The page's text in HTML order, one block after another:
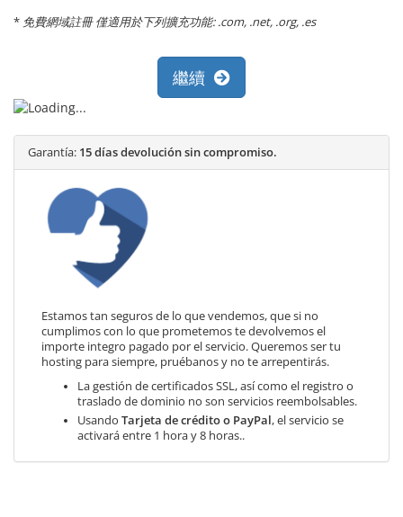
* 免費網域註冊 僅適用於下列擴充功能: .com, .net, .org, .es
繼續
Garantía: 15 días devolución sin compromiso.
Estamos tan seguros de lo que vendemos, que si no
cumplimos con lo que prometemos te devolvemos el
importe integro pagado por el servicio. Queremos ser tu
hosting para siempre, pruébanos y no te arrepentirás.
La gestión de certificados SSL, así como el registro o
traslado de dominio no son servicios reembolsables.
Usando Tarjeta de crédito o PayPal, el servicio se
activará entre 1 hora y 8 horas..